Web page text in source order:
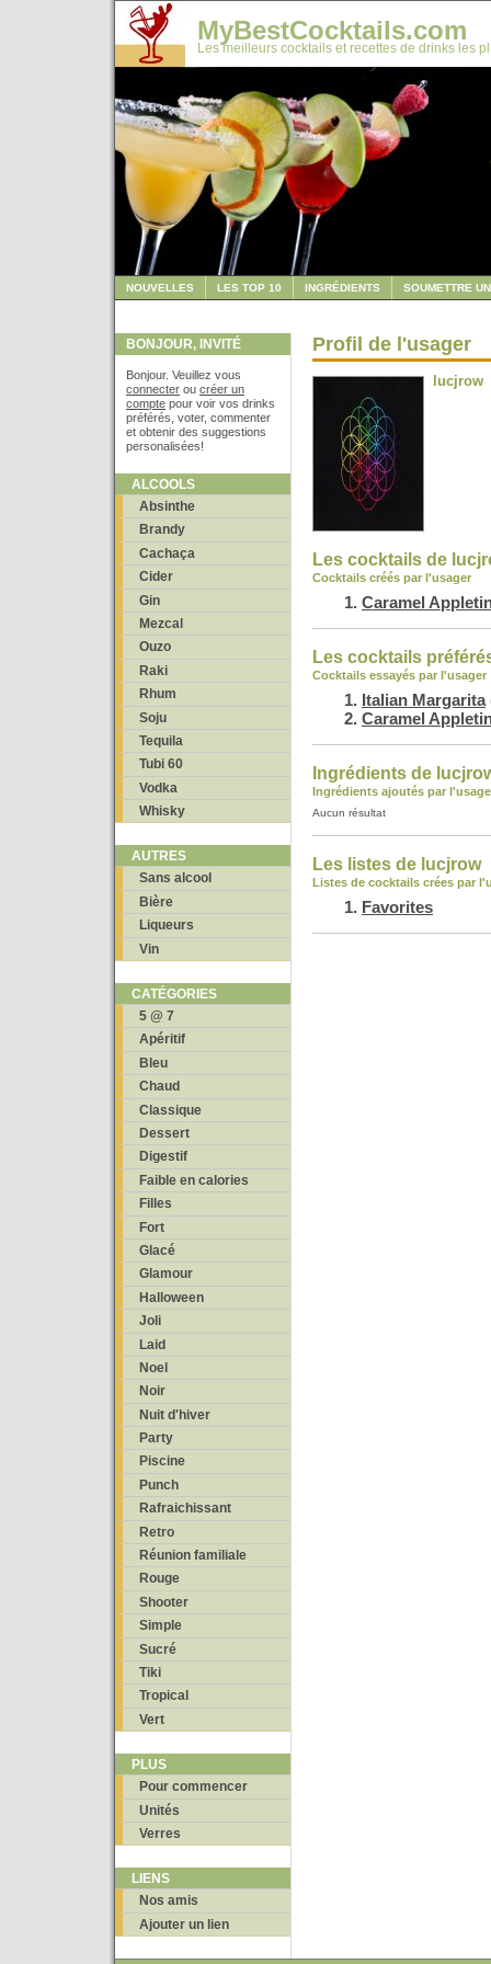
MyBestCocktails.com
Les meilleurs cocktails et recettes de drinks les
NOUVELLES LES TOP 10 INGRÉDIENTS SOUMETTRE
BONJOUR, INVITÉ
Bonjour. Veuillez vous
connecter ou créer un
compte pour voir vos drinks
préférés, voter, commenter
et obtenir des suggestions
personalisées!
ALCOOLS
Absinthe
Brandy
Cachaça
Cider
Gin
Mezcal
Ouzo
Raki
Rhum
Soju
Tequila
Tubi 60
Vodka
Whisky
AUTRES
Sans alcool
Bière
Liqueurs
Vin
CATÉGORIES
5 @ 7
Apéritif
Bleu
Chaud
Classique
Dessert
Digestif
Faible en calories
Filles
Fort
Glacé
Glamour
Halloween
Joli
Laid
Noel
Noir
Nuit d'hiver
Party
Piscine
Punch
Rafraichissant
Retro
Réunion familiale
Rouge
Shooter
Simple
Sucré
Tiki
Tropical
Vert
PLUS
Pour commencer
Unités
Verres
LIENS
Nos amis
Ajouter un lien
Profil de l'usager
lucjrow
Les cocktails de
Cocktails créés par l'usager
Caramel
Les cocktails
Cocktails essayés par l'usager
Italian Margarita
Caramel
Ingrédients de
Ingrédients ajoutés par
Aucun résultat
Les listes de lucjrow
Listes de cocktails crées par
Favorites